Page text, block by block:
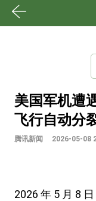
美国军机遭
飞行自动分
腾讯新闻 2026-05-08
2026 年 5 月 8